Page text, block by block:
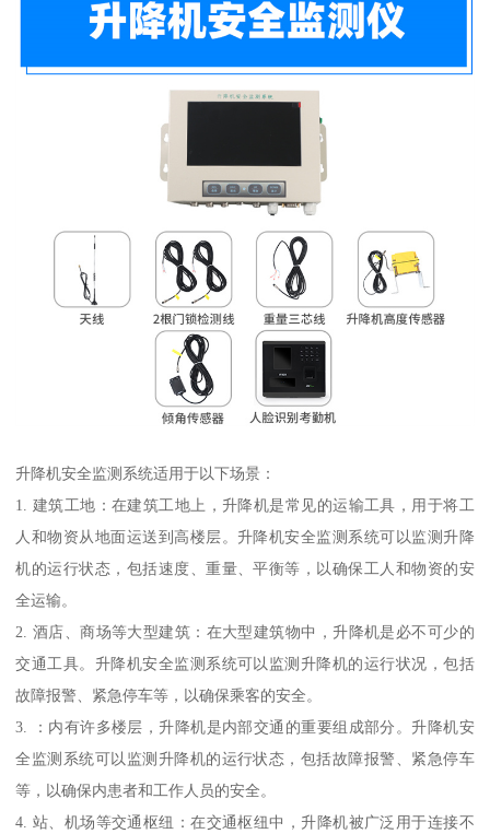
升降机安全监测系统适用于以下场景：
1. 建筑工地：在建筑工地上，升降机是常见的运输工具，用于将工
人和物资从地面运送到高楼层。升降机安全监测系统可以监测升降
机的运行状态，包括速度、重量、平衡等，以确保工人和物资的安
全运输。
2. 酒店、商场等大型建筑：在大型建筑物中，升降机是必不可少的
交通工具。升降机安全监测系统可以监测升降机的运行状况，包括
故障报警、紧急停车等，以确保乘客的安全。
3. ：内有许多楼层，升降机是内部交通的重要组成部分。升降机安
全监测系统可以监测升降机的运行状态，包括故障报警、紧急停车
等，以确保内患者和工作人员的安全。
4. 站、机场等交通枢纽：在交通枢纽中，升降机被广泛用于连接不